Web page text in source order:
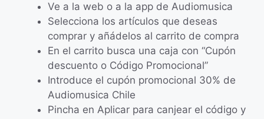
Ve a la web o a la app de Audiomusica
Selecciona los artículos que deseas
comprar y añádelos al carrito de compra
En el carrito busca una caja con “Cupón
descuento o Código Promocional”
Introduce el cupón promocional 30% de
Audiomusica Chile
Pincha en Aplicar para canjear el código y